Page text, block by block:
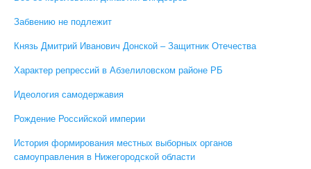
Забвению не подлежит
Князь Дмитрий Иванович Донской – Защитник Отечества
Характер репрессий в Абзелиловском районе РБ
Идеология самодержавия
Рождение Российской империи
История формирования местных выборных органов
самоуправления в Нижегородской области